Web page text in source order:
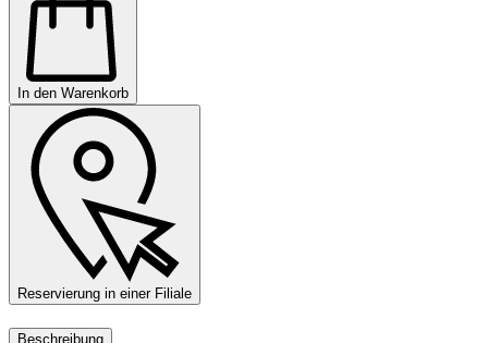
In den Warenkorb
Reservierung in einer Filiale
Beschreibung